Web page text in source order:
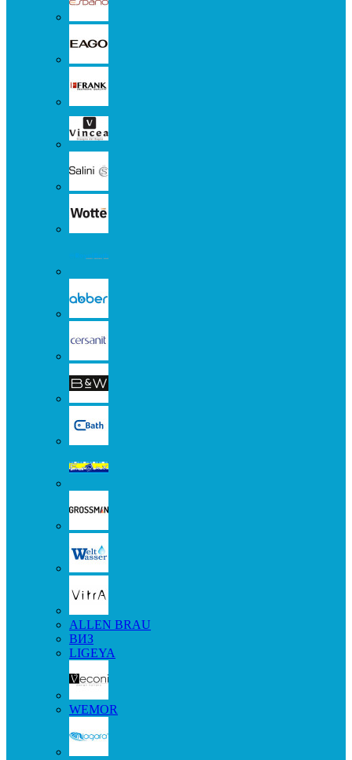
ALLEN BRAU
ВИЗ
LIGEYA
WEMOR